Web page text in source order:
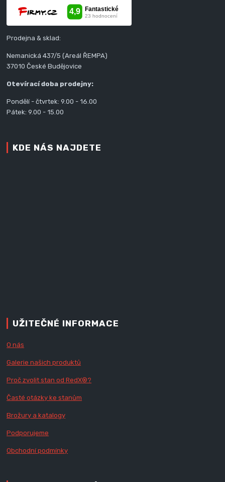
Prodejna & sklad:
Nemanická 437/5 (Areál ŘEMPA)
37010 České Budějovice
Otevírací doba prodejny:
Pondělí - čtvrtek: 9.00 - 16.00
Pátek: 9.00 - 15.00
KDE NÁS NAJDETE
UŽITEČNÉ INFORMACE
O nás
Galerie našich produktů
Proč zvolit stan od RedX®?
Časté otázky ke stanům
Brožury a katalogy
Podporujeme
Obchodní podmínky